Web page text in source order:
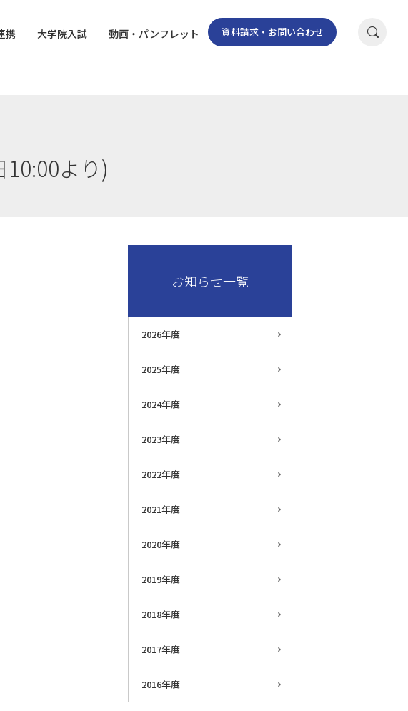
携 大学院入試 動画・パンフレット 資料請求・お問い合わせ
より)
お知らせ一覧
2026年度
2025年度
2024年度
2023年度
2022年度
2021年度
2020年度
2019年度
2018年度
2017年度
2016年度